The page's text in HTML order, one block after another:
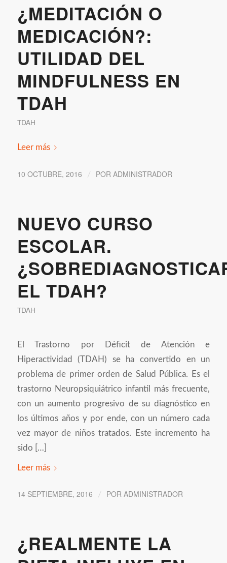
¿MEDITACIÓN O
MEDICACIÓN?:
UTILIDAD DEL
MINDFULNESS EN
TDAH
TDAH
Leer más
10 OCTUBRE, 2016 / POR ADMINISTRADOR
NUEVO CURSO
ESCOLAR.
EL TDAH?
TDAH
El Trastorno por Déficit de Atención e
Hiperactividad (TDAH) se ha convertido en un
problema de primer orden de Salud Pública. Es el
trastorno Neuropsiquiátrico infantil más frecuente,
con un aumento progresivo de su diagnóstico en
los últimos años y por ende, con un número cada
vez mayor de niños tratados. Este incremento ha
sido […]
Leer más
14 SEPTIEMBRE, 2016 / POR ADMINISTRADOR
¿REALMENTE LA